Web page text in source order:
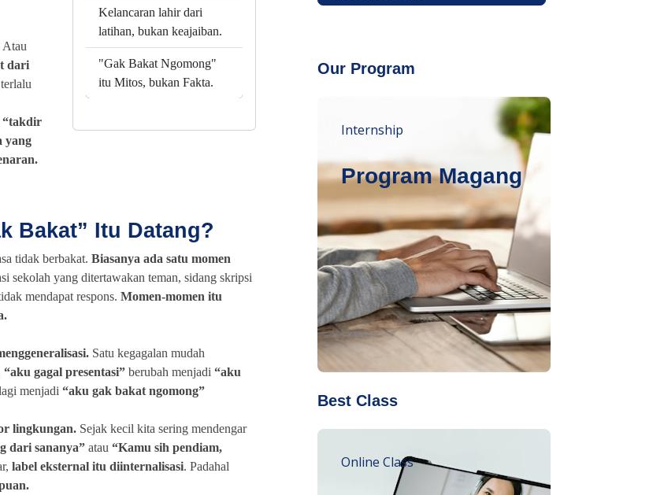
Atau
dari
“takdir
yang
Kelancaran lahir dari
latihan, bukan keajaiban.
"Gak Bakat Ngomong"
itu Mitos, bukan Fakta.
Bakat” Itu Datang?
tidak berbakat. Biasanya ada satu momen
sekolah yang ditertawakan teman, sidang skripsi
mendapat respons. Momen-momen itu
Satu kegagalan mudah
“aku gagal presentasi” berubah menjadi “aku
menjadi “aku gak bakat ngomong”
lingkungan. Sejak kecil kita sering mendengar
dari sananya” atau “Kamu sih pendiam,
label eksternal itu diinternalisasi. Padahal
Our Program
Internship
Program Magang
Best Class
Online Class